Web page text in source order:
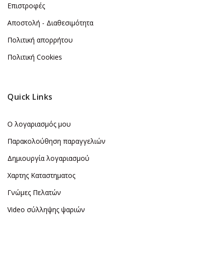
Επιστροφές
Αποστολή - Διαθεσιμότητα
Πολιτική απορρήτου
Πολιτική Cookies
Quick Links
Ο λογαριασμός μου
Παρακολούθηση παραγγελιών
Δημιουργία λογαριασμού
Χαρτης Καταστηματος
Γνώμες Πελατών
Video σύλληψης ψαριών